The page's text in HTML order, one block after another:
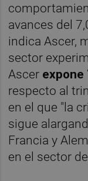
avances del
indica Ascer,
sector
Ascer expone
respecto al
en el que "la
sigue
Francia y
en el sector